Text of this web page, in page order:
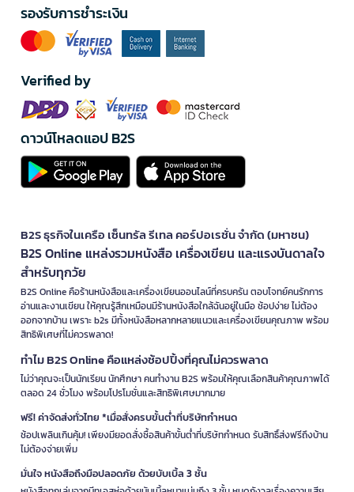
รองรับการชำระเงิน
Verified by
ดาวน์โหลดแอป B2S
B2S ธุรกิจในเครือ เซ็นทรัล รีเทล คอร์ปอเรชั่น จำกัด (มหาชน)
B2S Online แหล่งรวมหนังสือ เครื่องเขียน และแรงบันดาลใจ
สำหรับทุกวัย
B2S Online คือร้านหนังสือและเครื่องเขียนออนไลน์ที่ครบครัน ตอบโจทย์คนรักการ
อ่านและงานเขียน ให้คุณรู้สึกเหมือนมีร้านหนังสือใกล้ฉันอยู่ในมือ ช้อปง่าย ไม่ต้อง
ออกจากบ้าน เพราะ b2s มีทั้งหนังสือหลากหลายแนวและเครื่องเขียนคุณภาพ พร้อม
สิทธิพิเศษที่ไม่ควรพลาด!
ทำไม B2S Online คือแหล่งช้อปปิ้งที่คุณไม่ควรพลาด
ไม่ว่าคุณจะเป็นนักเรียน นักศึกษา คนทำงาน B2S พร้อมให้คุณเลือกสินค้าคุณภาพได้
ตลอด 24 ชั่วโมง พร้อมโปรโมชั่นและสิทธิพิเศษมากมาย
ฟรี! ค่าจัดส่งทั่วไทย *เมื่อสั่งครบขั้นต่ำที่บริษัทกำหนด
ช้อปเพลินเกินคุ้ม! เพียงมียอดสั่งซื้อสินค้าขั้นต่ำที่บริษัทกำหนด รับสิทธิ์ส่งฟรีถึงบ้าน
ไม่ต้องจ่ายเพิ่ม
มั่นใจ หนังสือถึงมือปลอดภัย ด้วยบับเบิ้ล 3 ชั้น